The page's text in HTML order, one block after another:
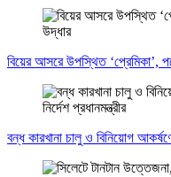
বিয়ের আসরে উপস্থিত ‘প্রেমিকা’,
বন্ধ কারখানা চালু ও বিনিয়োগ